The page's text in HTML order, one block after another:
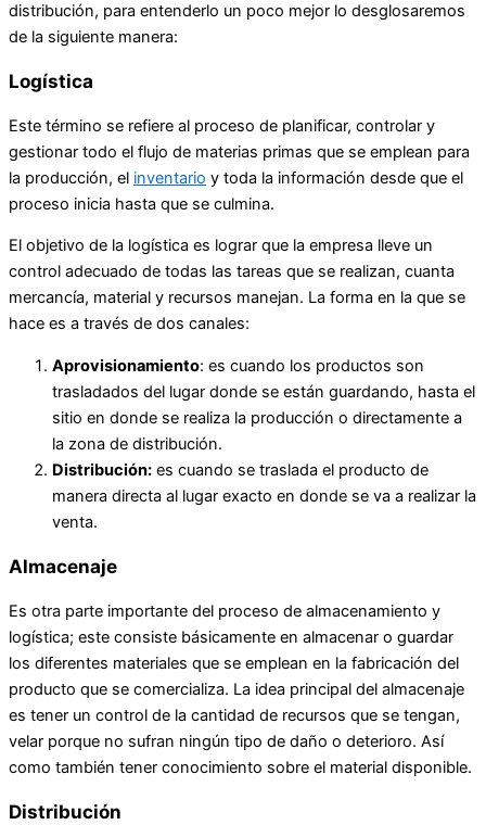
distribución, para entenderlo un poco mejor lo desglosaremos
de la siguiente manera:
Logística
Este término se refiere al proceso de planificar, controlar y
gestionar todo el flujo de materias primas que se emplean para
la producción, el inventario y toda la información desde que el
proceso inicia hasta que se culmina.
El objetivo de la logística es lograr que la empresa lleve un
control adecuado de todas las tareas que se realizan, cuanta
mercancía, material y recursos manejan. La forma en la que se
hace es a través de dos canales:
Aprovisionamiento: es cuando los productos son
trasladados del lugar donde se están guardando, hasta el
sitio en donde se realiza la producción o directamente a
la zona de distribución.
Distribución: es cuando se traslada el producto de
manera directa al lugar exacto en donde se va a realizar la
venta.
Almacenaje
Es otra parte importante del proceso de almacenamiento y
logística; este consiste básicamente en almacenar o guardar
los diferentes materiales que se emplean en la fabricación del
producto que se comercializa. La idea principal del almacenaje
es tener un control de la cantidad de recursos que se tengan,
velar porque no sufran ningún tipo de daño o deterioro. Así
como también tener conocimiento sobre el material disponible.
Distribución